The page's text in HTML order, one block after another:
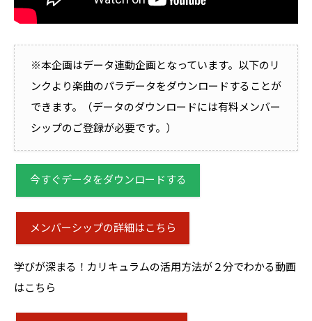
※本企画はデータ連動企画となっています。以下のリ
ンクより楽曲のパラデータをダウンロードすることが
できます。（データのダウンロードには有料メンバー
シップのご登録が必要です。）
今すぐデータをダウンロードする
メンバーシップの詳細はこちら
学びが深まる！カリキュラムの活用方法が２分でわかる動画
はこちら